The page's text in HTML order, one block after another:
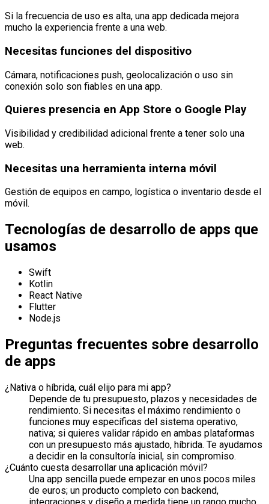
Si la frecuencia de uso es alta, una app dedicada mejora
mucho la experiencia frente a una web.
Necesitas funciones del dispositivo
Cámara, notificaciones push, geolocalización o uso sin
conexión solo son fiables en una app.
Quieres presencia en App Store o Google Play
Visibilidad y credibilidad adicional frente a tener solo una
web.
Necesitas una herramienta interna móvil
Gestión de equipos en campo, logística o inventario desde el
móvil.
Tecnologías de desarrollo de apps que
usamos
Swift
Kotlin
React Native
Flutter
Node.js
Preguntas frecuentes sobre desarrollo
de apps
¿Nativa o híbrida, cuál elijo para mi app?
Depende de tu presupuesto, plazos y necesidades de
rendimiento. Si necesitas el máximo rendimiento o
funciones muy específicas del sistema operativo,
nativa; si quieres validar rápido en ambas plataformas
con un presupuesto más ajustado, híbrida. Te ayudamos
a decidir en la consultoría inicial, sin compromiso.
¿Cuánto cuesta desarrollar una aplicación móvil?
Una app sencilla puede empezar en unos pocos miles
de euros; un producto completo con backend,